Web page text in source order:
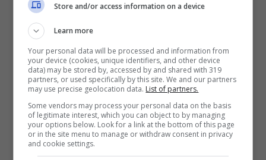
influenzano decisioni che hanno ricadute
planetarie
Il solipsista –ha continuato Mencacci
una persona che diventa l’unico punto di
riferimento di sé stessa. A differenza del
narcisista, non tenta neppure di sedurre o
compiacere gli altri: semplicementenon
Store and/or access information on a device
Learn more
Your personal data will be processed and information from
your device (cookies, unique identifiers, and other device
data) may be stored by, accessed by and shared with 319
partners, or used specifically by this site. We and our partners
may use precise geolocation data. List of partners.
Some vendors may process your personal data on the basis
of legitimate interest, which you can object to by managing
your options below. Look for a link at the bottom of this page
or in the site menu to manage or withdraw consent in privacy
and cookie settings.